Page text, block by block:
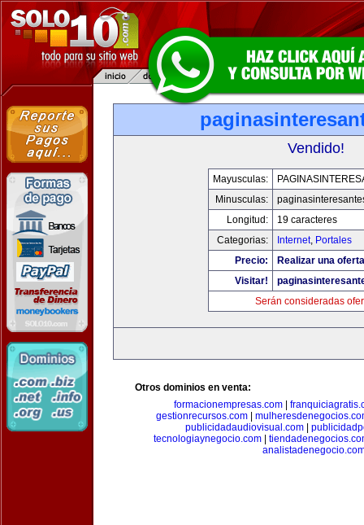
Vendido!
Mayusculas:
Minusculas:
Longitud:
19 caracteres
Categorias:
Internet, Portales
Precio:
Realizar una
Visitar!
Serán consideradas
Otros dominios en venta:
formacionempresas.com|
gestionrecursos.com|
publicidadaudiovisual.com|
tecnologiaynegocio.com